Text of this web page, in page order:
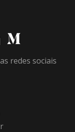
redes sociais